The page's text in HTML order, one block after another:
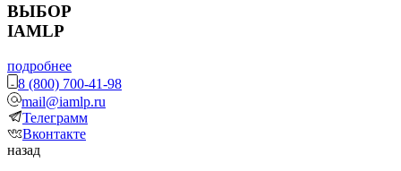
ВЫБОР
IAMLP
подробнее
8 (800) 700-41-98
mail@iamlp.ru
Телеграмм
Вконтакте
назад